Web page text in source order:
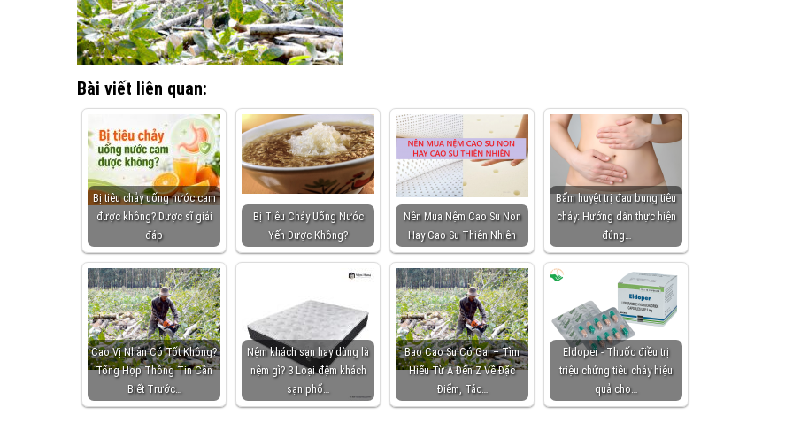
Bài viết liên quan:
Bị tiêu chảy uống nước cam
được không? Dược sĩ giải
đáp
Bị Tiêu Chảy Uống Nước
Yến Được Không?
Nên Mua Nệm Cao Su Non
Hay Cao Su Thiên Nhiên
Bấm huyệt trị đau bụng tiêu
chảy: Hướng dẫn thực hiện
đúng…
Cao Vị Nhân Có Tốt Không?
Tổng Hợp Thông Tin Cần
Biết Trước…
Nệm khách sạn hay dùng là
nệm gì? 3 Loại đệm khách
sạn phổ…
Bao Cao Su Có Gai – Tìm
Hiểu Từ A Đến Z Về Đặc
Điểm, Tác…
Eldoper - Thuốc điều trị
triệu chứng tiêu chảy hiệu
quả cho…